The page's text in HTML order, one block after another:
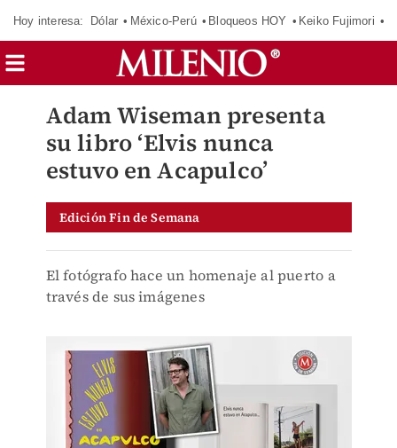
Hoy interesa: Dólar México-Perú Bloqueos HOY Keiko Fujimori
Adam Wiseman presenta
su libro ‘Elvis nunca
estuvo en Acapulco’
Edición Fin de Semana
El fotógrafo hace un homenaje al puerto a
través de sus imágenes